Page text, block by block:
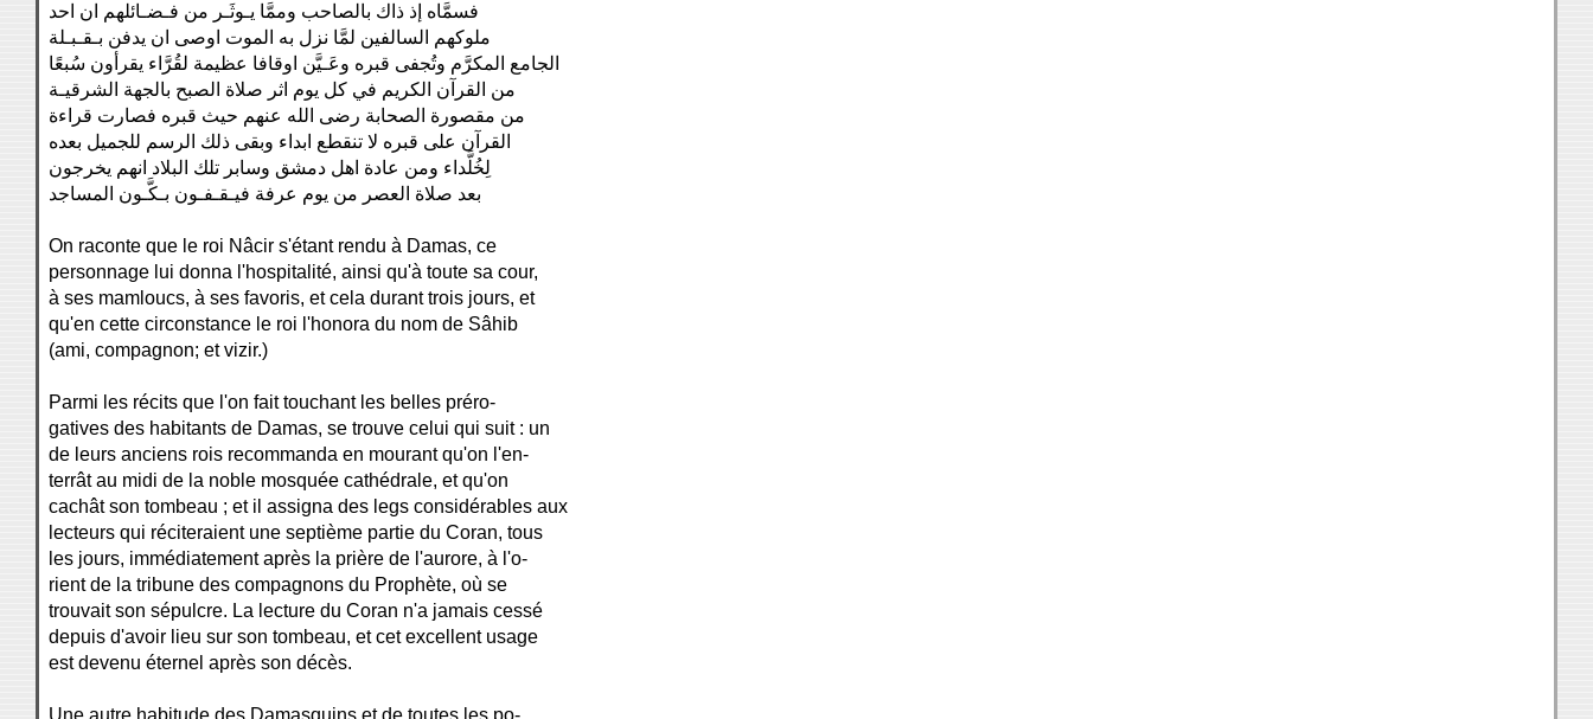
فسمَّاه إذ ذاك بالصاحب وممَّا يـوثَـر من فـضـائلهم ان احد
ملوكهم السالفين لمَّا نزل به الموت اوصى ان يدفن بـقـبـلة
الجامع المكرَّم وتُجفى قبره وعَـيَّن اوقافا عظيمة لقُرَّاء يقرأون سُبعًا
من القرآن الكريم في كل يوم اثر صلاة الصبح بالجهة الشرقيـة
من مقصورة الصحابة رضى الله عنهم حيث قبره فصارت قراءة
القرآن على قبره لا تنقطع ابداء وبقى ذلك الرسم للجميل بعده
لِخُلَّداء ومن عادة اهل دمشق وسابر تلك البلاد انهم يخرجون
بعد صلاة العصر من يوم عرفة فيـقـفـون بـكَّـون المساجد
On raconte que le roi Nâcir s'étant rendu à Damas, ce
personnage lui donna l'hospitalité, ainsi qu'à toute sa cour,
à ses mamloucs, à ses favoris, et cela durant trois jours, et
qu'en cette circonstance le roi l'honora du nom de Sâhib
(ami, compagnon; et vizir.)
Parmi les récits que l'on fait touchant les belles préro-
gatives des habitants de Damas, se trouve celui qui suit : un
de leurs anciens rois recommanda en mourant qu'on l'en-
terrât au midi de la noble mosquée cathédrale, et qu'on
cachât son tombeau ; et il assigna des legs considérables aux
lecteurs qui réciteraient une septième partie du Coran, tous
les jours, immédiatement après la prière de l'aurore, à l'o-
rient de la tribune des compagnons du Prophète, où se
trouvait son sépulcre. La lecture du Coran n'a jamais cessé
depuis d'avoir lieu sur son tombeau, et cet excellent usage
est devenu éternel après son décès.
Une autre habitude des Damasquins et de toutes les po-